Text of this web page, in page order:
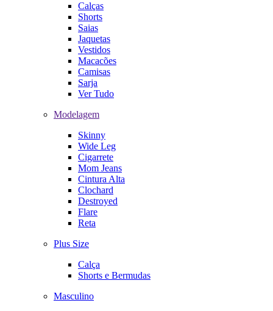
Calças
Shorts
Saias
Jaquetas
Vestidos
Macacões
Camisas
Sarja
Ver Tudo
Modelagem
Skinny
Wide Leg
Cigarrete
Mom Jeans
Cintura Alta
Clochard
Destroyed
Flare
Reta
Plus Size
Calça
Shorts e Bermudas
Masculino